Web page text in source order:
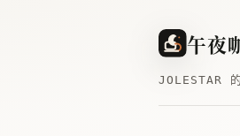
午夜
JOLESTAR